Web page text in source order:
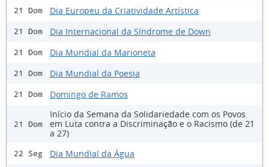
21 Dom Dia Europeu da Criatividade Artística
21 Dom Dia Internacional da Síndrome de Down
21 Dom Dia Mundial da Marioneta
21 Dom Dia Mundial da Poesia
21 Dom Domingo de Ramos
21 Dom
Início da Semana da Solidariedade com os Povos
em Luta contra a Discriminação e o Racismo (de 21
a 27)
22 Seg Dia Mundial da Água